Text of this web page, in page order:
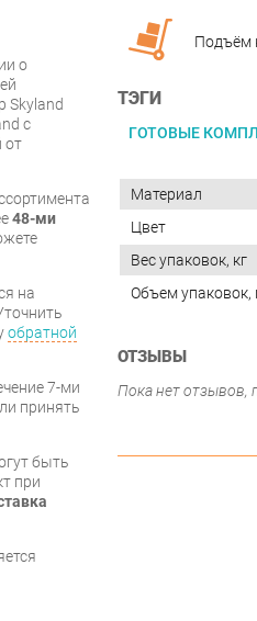
Подъём
ТЭГИ
ГОТОВЫЕ
о
Skyland
с
от
48-ми
на
обратной
7-ми
принять
быть
при
Материал
Цвет
Вес упаковок, кг
Объем упаковок,
ОТЗЫВЫ
Пока нет отзывов,